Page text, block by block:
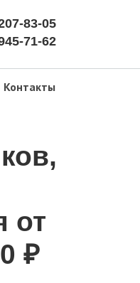
83-05
71-62
Контакты
от
₽